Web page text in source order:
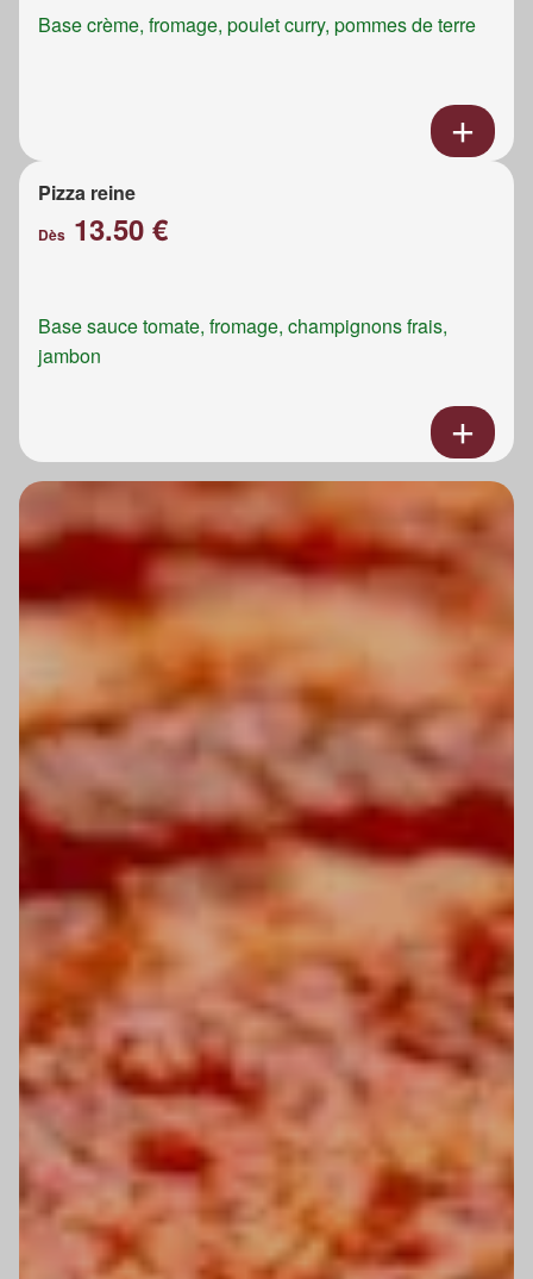
Base crème, fromage, poulet curry, pommes de terre
Pizza reine
Dès 13.50 €
Base sauce tomate, fromage, champignons frais,
jambon